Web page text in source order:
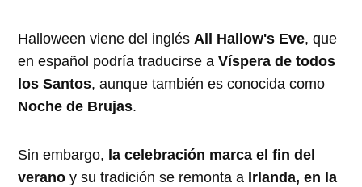
Halloween viene del inglésAll Hallow's Eve, que
en español podría traducirse aVíspera de todos
los Santos, aunque también es conocida como
Noche de Brujas.
Sin embargo, la celebración marca el fin del
veranoy su tradición se remonta a Irlanda, en la